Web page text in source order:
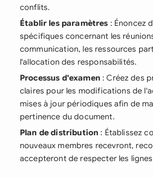
conflits.
Établir les paramètres : Énoncez
spécifiques concernant les
communication, les ressources
l'allocation des responsabilités.
Processus d'examen : Créez des
claires pour les modifications de
mises à jour périodiques afin de
pertinence du document.
Plan de distribution : Établissez
nouveaux membres recevront,
accepteront de respecter les